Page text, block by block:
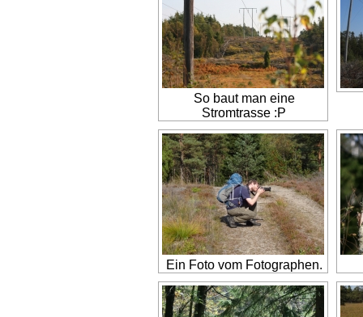
So baut man eine
Stromtrasse :P
Ein Foto vom Fotographen.